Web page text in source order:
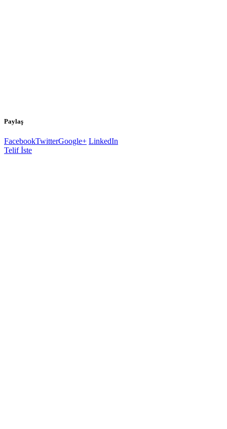
Paylaş
FacebookTwitterGoogle+ LinkedIn
Telif İste